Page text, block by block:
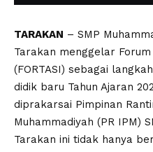
TARAKAN – SMP
Tarakan menggelar Forum
(FORTASI) sebagai
didik baru Tahun Ajaran
diprakarsai Pimpinan
Muhammadiyah (PR IPM)
Tarakan ini tidak hanya